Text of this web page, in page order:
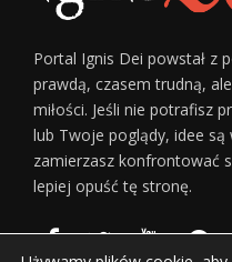
Portal Ignis Dei powstał z
prawdą, czasem trudną,
miłości. Jeśli nie potrafisz
lub Twoje poglądy, idee są
zamierzasz konfrontować
lepiej opuść tę stronę.